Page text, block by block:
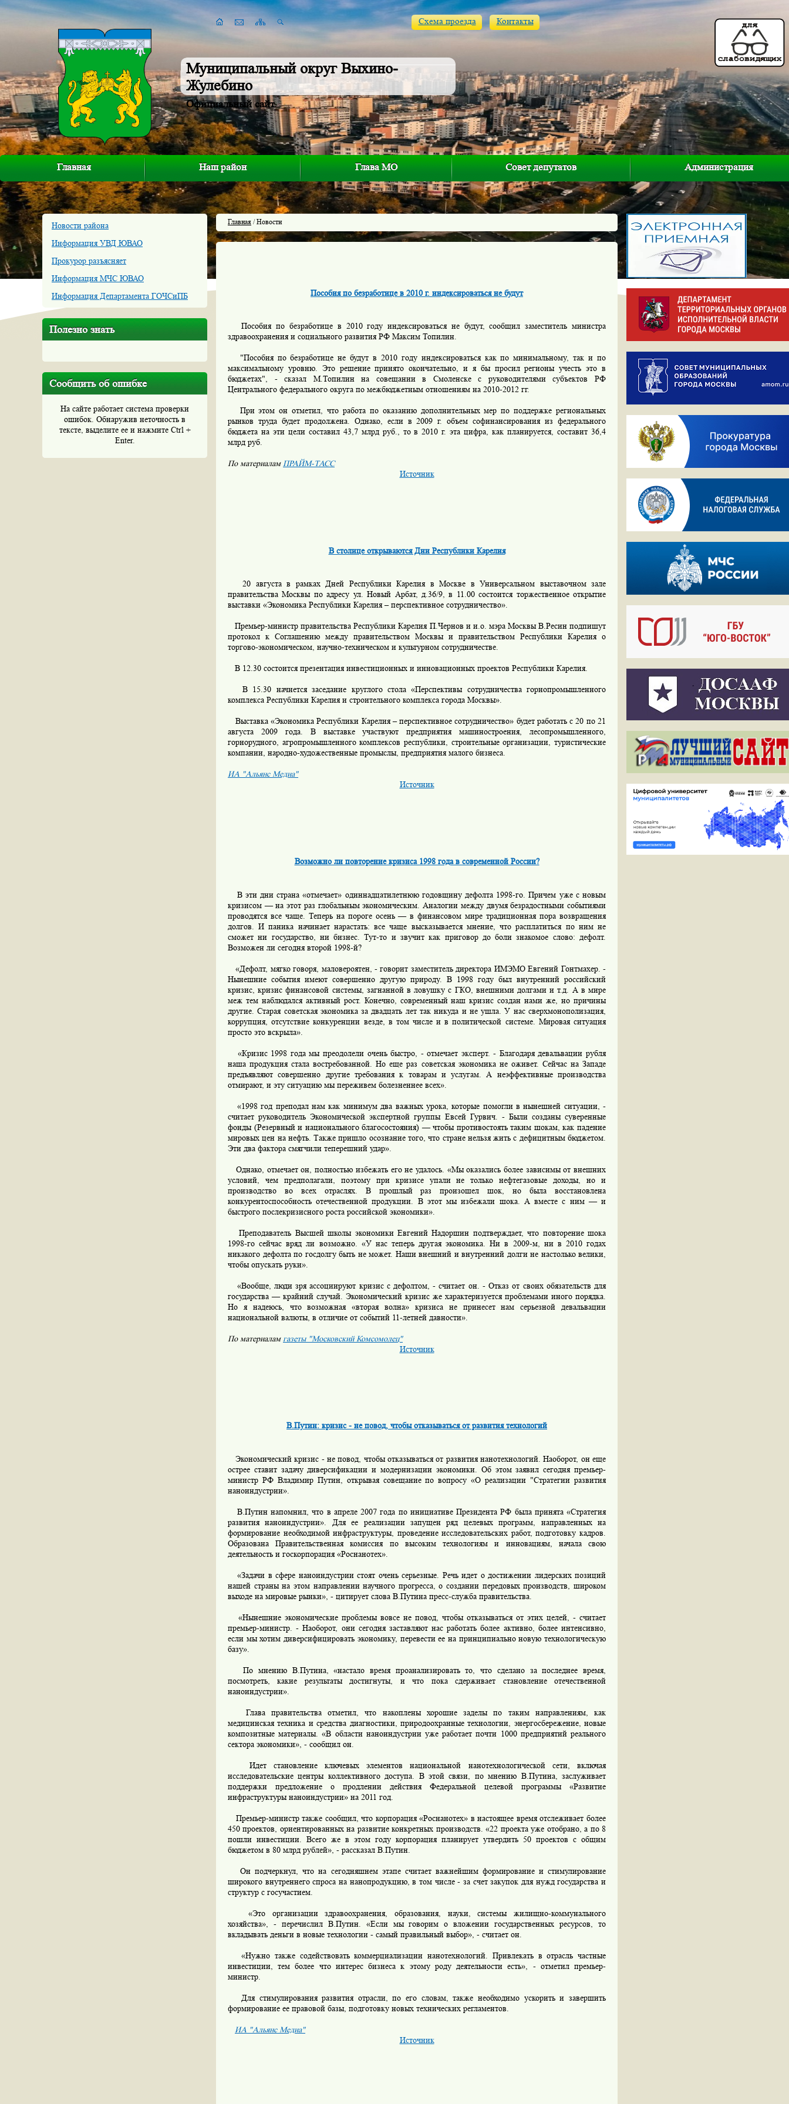
Муниципальный округ Выхино-
Жулебино
Официальный сайт
Схема проезда Контакты
Главная Наш район Глава МО Совет депутатов Администрация
Новости района
Информация УВД ЮВАО
Прокурор разъясняет
Информация МЧС ЮВАО
Информация Департамента ГОЧСиПБ
Полезно знать
Сообщить об ошибке
На сайте работает система проверки
ошибок. Обнаружив неточность в
тексте, выделите ее и нажмите Ctrl +
Enter.
Главная / Новости
Пособия по безработице в 2010 г. индексироваться не будут
Пособия по безработице в 2010 году индексироваться не будут, сообщил заместитель министра
здравоохранения и социального развития РФ Максим Топилин.
"Пособия по безработице не будут в 2010 году индексироваться как по минимальному, так и по
максимальному уровню. Это решение принято окончательно, и я бы просил регионы учесть это в
бюджетах", - сказал М.Топилин на совещании в Смоленске с руководителями субъектов РФ
Центрального федерального округа по межбюджетным отношениям на 2010-2012 гг.
При этом он отметил, что работа по оказанию дополнительных мер по поддержке региональных
рынков труда будет продолжена. Однако, если в 2009 г. объем софинансирования из федерального
бюджета на эти цели составил 43,7 млрд руб., то в 2010 г. эта цифра, как планируется, составит 36,4
млрд руб.
По материаламПРАЙМ-ТАСС
Источник
В столице открываются Дни Республики Карелия
20 августа в рамках Дней Республики Карелия в Москве в Универсальном выставочном зале
правительства Москвы по адресу ул. Новый Арбат, д.36/9, в 11.00 состоится торжественное открытие
выставки «Экономика Республики Карелия – перспективное сотрудничество».
Премьер-министр правительства Республики Карелия П.Чернов и и.о. мэра Москвы В.Ресин подпишут
протокол к Соглашению между правительством Москвы и правительством Республики Карелия о
торгово-экономическом, научно-техническом и культурном сотрудничестве.
В 12.30 состоится презентация инвестиционных и инновационных проектов Республики Карелия.
В 15.30 начнется заседание круглого стола «Перспективы сотрудничества горнопромышленного
комплекса Республики Карелия и строительного комплекса города Москвы».
Выставка «Экономика Республики Карелия – перспективное сотрудничество» будет работать с 20 по 21
августа 2009 года. В выставке участвуют предприятия машиностроения, лесопромышленного,
горнорудного, агропромышленного комплексов республики, строительные организации, туристические
компании, народно-художественные промыслы, предприятия малого бизнеса.
ИА "Альянс Медиа"
Источник
Возможно ли повторение кризиса 1998 года в современной России?
В эти дни страна «отмечает» одиннадцатилетнюю годовщину дефолта 1998-го. Причем уже с новым
кризисом — на этот раз глобальным экономическим. Аналогии между двумя безрадостными событиями
проводятся все чаще. Теперь на пороге осень — в финансовом мире традиционная пора возвращения
долгов. И паника начинает нарастать: все чаще высказывается мнение, что расплатиться по ним не
сможет ни государство, ни бизнес. Тут-то и звучит как приговор до боли знакомое слово: дефолт.
Возможен ли сегодня второй 1998-й?
«Дефолт, мягко говоря, маловероятен, - говорит заместитель директора ИМЭМО Евгений Гонтмахер. -
Нынешние события имеют совершенно другую природу. В 1998 году был внутренний российский
кризис, кризис финансовой системы, загнанной в ловушку с ГКО, внешними долгами и т.д. А в мире
меж тем наблюдался активный рост. Конечно, современный наш кризис создан нами же, но причины
другие. Старая советская экономика за двадцать лет так никуда и не ушла. У нас сверхмонополизация,
коррупция, отсутствие конкуренции везде, в том числе и в политической системе. Мировая ситуация
просто это вскрыла».
«Кризис 1998 года мы преодолели очень быстро, - отмечает эксперт. - Благодаря девальвации рубля
наша продукция стала востребованной. Но еще раз советская экономика не оживет. Сейчас на Западе
предъявляют совершенно другие требования к товарам и услугам. А неэффективные производства
отмирают, и эту ситуацию мы переживем болезненнее всех».
«1998 год преподал нам как минимум два важных урока, которые помогли в нынешней ситуации, -
считает руководитель Экономической экспертной группы Евсей Гурвич. - Были созданы суверенные
фонды (Резервный и национального благосостояния) — чтобы противостоять таким шокам, как падение
мировых цен на нефть. Также пришло осознание того, что стране нельзя жить с дефицитным бюджетом.
Эти два фактора смягчили теперешний удар».
Однако, отмечает он, полностью избежать его не удалось. «Мы оказались более зависимы от внешних
условий, чем предполагали, поэтому при кризисе упали не только нефтегазовые доходы, но и
производство во всех отраслях. В прошлый раз произошел шок, но была восстановлена
конкурентоспособность отечественной продукции. В этот мы избежали шока. А вместе с ним — и
быстрого послекризисного роста российской экономики».
Преподаватель Высшей школы экономики Евгений Надоршин подтверждает, что повторение шока
1998-го сейчас вряд ли возможно. «У нас теперь другая экономика. Ни в 2009-м, ни в 2010 годах
никакого дефолта по госдолгу быть не может. Наши внешний и внутренний долги не настолько велики,
чтобы опускать руки».
«Вообще, люди зря ассоциируют кризис с дефолтом, - считает он. - Отказ от своих обязательств для
государства — крайний случай. Экономический кризис же характеризуется проблемами иного порядка.
Но я надеюсь, что возможная «вторая волна» кризиса не принесет нам серьезной девальвации
национальной валюты, в отличие от событий 11-летней давности».
По материалам газеты "Московский Комсомолец"
Источник
В.Путин: кризис - не повод, чтобы отказываться от развития технологий
Экономический кризис - не повод, чтобы отказываться от развития нанотехнологий. Наоборот, он еще
острее ставит задачу диверсификации и модернизации экономики. Об этом заявил сегодня премьер-
министр РФ Владимир Путин, открывая совещание по вопросу «О реализации "Стратегии развития
наноиндустрии».
В.Путин напомнил, что в апреле 2007 года по инициативе Президента РФ была принята «Стратегия
развития наноиндустрии». Для ее реализации запущен ряд целевых программ, направленных на
формирование необходимой инфраструктуры, проведение исследовательских работ, подготовку кадров.
Образована Правительственная комиссия по высоким технологиям и инновациям, начала свою
деятельность и госкорпорация «Роснанотех».
«Задачи в сфере наноиндустрии стоят очень серьезные. Речь идет о достижении лидерских позиций
нашей страны на этом направлении научного прогресса, о создании передовых производств, широком
выходе на мировые рынки», - цитирует слова В.Путина пресс-служба правительства.
«Нынешние экономические проблемы вовсе не повод, чтобы отказываться от этих целей, - считает
премьер-министр. - Наоборот, они сегодня заставляют нас работать более активно, более интенсивно,
если мы хотим диверсифицировать экономику, перевести ее на принципиально новую технологическую
базу».
По мнению В.Путина, «настало время проанализировать то, что сделано за последнее время,
посмотреть, какие результаты достигнуты, и что пока сдерживает становление отечественной
наноиндустрии».
Глава правительства отметил, что накоплены хорошие заделы по таким направлениям, как
медицинская техника и средства диагностики, природоохранные технологии, энергосбережение, новые
композитные материалы. «В области наноиндустрии уже работает почти 1000 предприятий реального
сектора экономики», - сообщил он.
Идет становление ключевых элементов национальной нанотехнологической сети, включая
исследовательские центры коллективного доступа. В этой связи, по мнению В.Путина, заслуживает
поддержки предложение о продлении действия Федеральной целевой программы «Развитие
инфраструктуры наноиндустрии» на 2011 год.
Премьер-министр также сообщил, что корпорация «Роснанотех» в настоящее время отслеживает более
450 проектов, ориентированных на развитие конкретных производств. «22 проекта уже отобрано, а по 8
пошли инвестиции. Всего же в этом году корпорация планирует утвердить 50 проектов с общим
бюджетом в 80 млрд рублей», - рассказал В.Путин.
Он подчеркнул, что на сегодняшнем этапе считает важнейшим формирование и стимулирование
широкого внутреннего спроса на нанопродукцию, в том числе - за счет закупок для нужд государства и
структур с госучастием.
«Это организации здравоохранения, образования, науки, системы жилищно-коммунального
хозяйства», - перечислил В.Путин. «Если мы говорим о вложении государственных ресурсов, то
вкладывать деньги в новые технологии - самый правильный выбор», - считает он.
«Нужно также содействовать коммерциализации нанотехнологий. Привлекать в отрасль частные
инвестиции, тем более что интерес бизнеса к этому роду деятельности есть», - отметил премьер-
министр.
Для стимулирования развития отрасли, по его словам, также необходимо ускорить и завершить
формирование ее правовой базы, подготовку новых технических регламентов.
ИА "Альянс Медиа"
Источник